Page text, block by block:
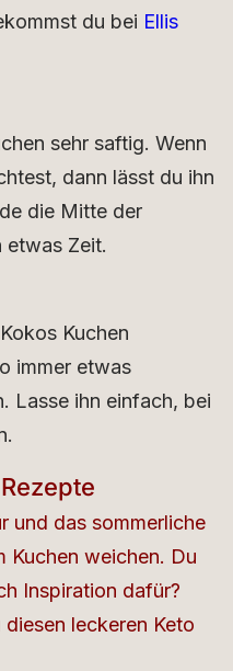
du bei Ellis
sehr saftig. Wenn
dann lässt du ihn
die Mitte der
Zeit.
Kuchen
immer etwas
Lasse ihn einfach, bei
und das sommerliche
Kuchen weichen. Du
Inspiration dafür?
leckeren Keto